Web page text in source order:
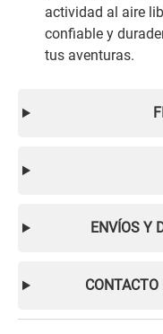
actividad al aire
confiable y
tus aventuras.
ENVÍOS Y
CONTACTO